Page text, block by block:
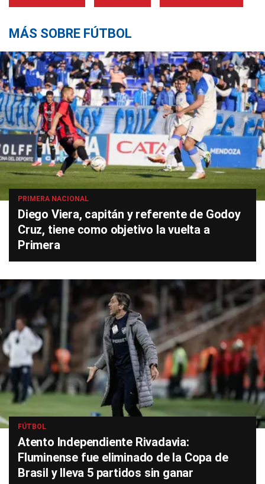
MÁS SOBRE FÚTBOL
PRIMERA NACIONAL
Diego Viera, capitán y referente de Godoy
Cruz, tiene como objetivo la vuelta a
Primera
FÚTBOL
Atento Independiente Rivadavia:
Fluminense fue eliminado de la Copa de
Brasil y lleva 5 partidos sin ganar